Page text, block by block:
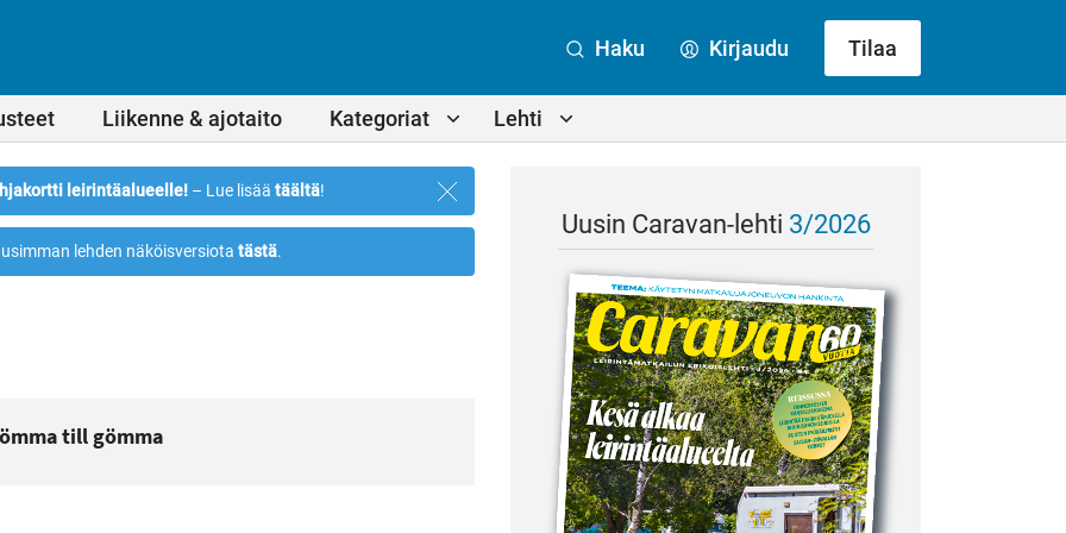
Liikenne & ajotaito Kategoriat Lehti
Haku Kirjaudu Tilaa
leirintäalueelle! – Lue lisää täältä!
Sulje
ilmoitus
lehden näköisversiota tästä.
till gömma
Uusin Caravan-lehti 3/2026